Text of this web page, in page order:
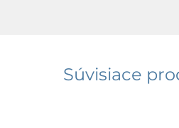
Súvisiace